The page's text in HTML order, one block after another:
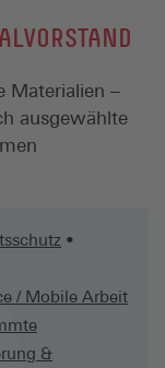
Materialien –
ausgewählte
•
/ Mobile Arbeit
&